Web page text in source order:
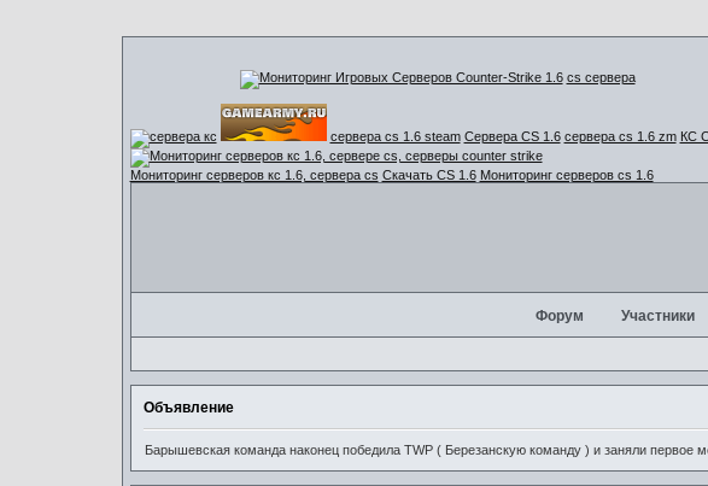
cs сервера
сервера cs 1.6 steam Сервера CS 1.6 сервера cs 1.6 zm КС
Мониторинг серверов кс 1.6, сервера cs Скачать CS 1.6 Мониторинг серверов cs 1.6
Форум Участники
Объявление
Барышевская команда наконец победила TWP ( Березанскую команду ) и заняли первое